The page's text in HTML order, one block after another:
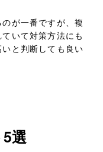
が一番ですが、複
いて対策方法にも
と判断しても良い
選